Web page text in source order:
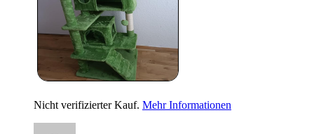
Nicht verifizierter Kauf. Mehr Informationen